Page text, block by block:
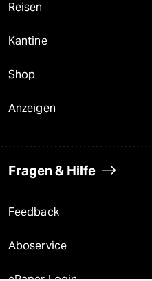
Reisen
Kantine
Shop
Anzeigen
Fragen & Hilfe
Feedback
Aboservice